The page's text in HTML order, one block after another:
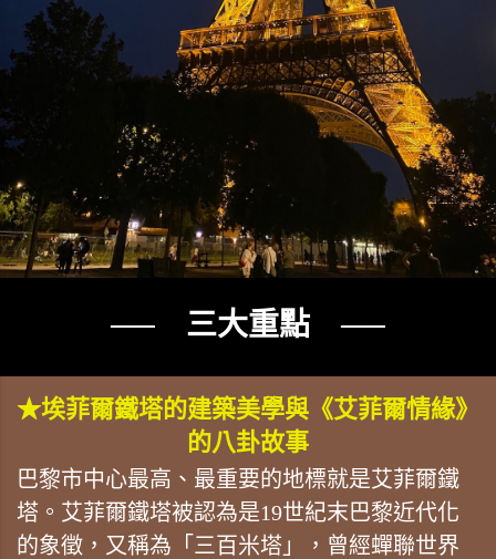
── 三大重點 ──
★埃菲爾鐵塔的建築美學與《艾菲爾情緣》
的八卦故事
巴黎市中心最高、最重要的地標就是艾菲爾鐵
塔。艾菲爾鐵塔被認為是19世紀末巴黎近代化
的象徵，又稱為「三百米塔」，曾經蟬聯世界